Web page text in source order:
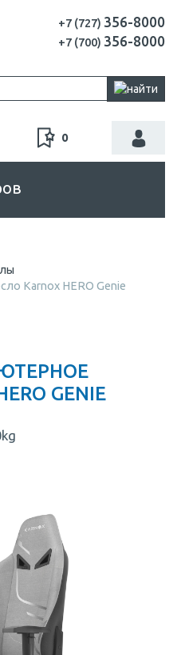
+7 (727) 356-8000
+7 (700) 356-8000
0
Karnox HERO Genie
GENIE